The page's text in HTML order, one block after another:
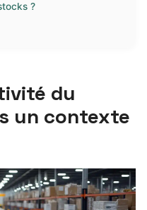
?
du
un contexte